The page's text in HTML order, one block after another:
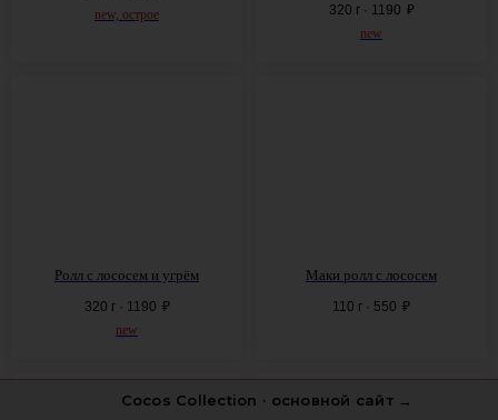
new, острое 320 г · 1190 ₽
new
Ролл с лососем и угрём
320 г · 1190 ₽
new
Маки ролл с лососем
110 г · 550 ₽
Cocos Collection · основной сайт →